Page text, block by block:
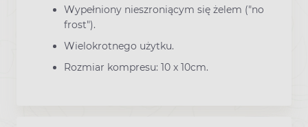
Wypełniony nieszroniącym się żelem ("no
frost").
Wielokrotnego użytku.
Rozmiar kompresu: 10 x 10cm.